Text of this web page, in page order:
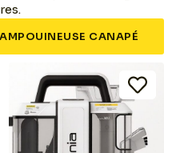
CANAPÉ